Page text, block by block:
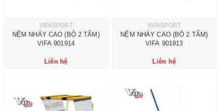
VIFASPORT
NỆM NHẢY CAO (BỘ 2 TẤM)
VIFA 901914
Liên hệ
VIFASPORT
NỆM NHẢY CAO (BỘ 2 TẤM)
VIFA 901913
Liên hệ